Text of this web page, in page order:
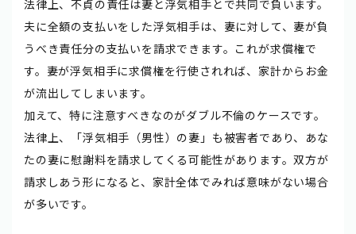
法律上、不貞の責任は妻と浮気相手とで共同で負います。
夫に全額の支払いをした浮気相手は、妻に対して、妻が負
うべき責任分の支払いを請求できます。これが求償権で
す。妻が浮気相手に求償権を行使されれば、家計からお金
が流出してしまいます。
加えて、特に注意すべきなのがダブル不倫のケースです。
法律上、「浮気相手（男性）の妻」も被害者であり、あな
たの妻に慰謝料を請求してくる可能性があります。双方が
請求しあう形になると、家計全体でみれば意味がない場合
が多いです。